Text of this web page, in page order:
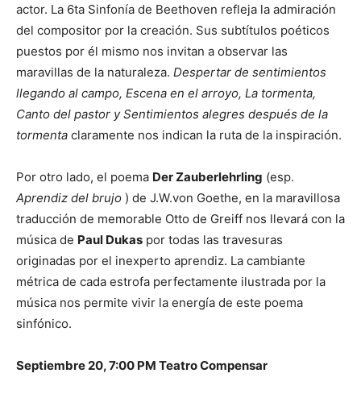
actor. La 6ta Sinfonía de Beethoven refleja la admiración
del compositor por la creación. Sus subtítulos poéticos
puestos por él mismo nos invitan a observar las
maravillas de la naturaleza. Despertar de sentimientos
llegando al campo, Escena en el arroyo, La tormenta,
Canto del pastor y Sentimientos alegres después de la
tormenta claramente nos indican la ruta de la inspiración.
Por otro lado, el poema Der Zauberlehrling (esp.
Aprendiz del brujo ) de J.W.von Goethe, en la maravillosa
traducción de memorable Otto de Greiff nos llevará con la
música de Paul Dukas por todas las travesuras
originadas por el inexperto aprendiz. La cambiante
métrica de cada estrofa perfectamente ilustrada por la
música nos permite vivir la energía de este poema
sinfónico.
Septiembre 20, 7:00 PM Teatro Compensar